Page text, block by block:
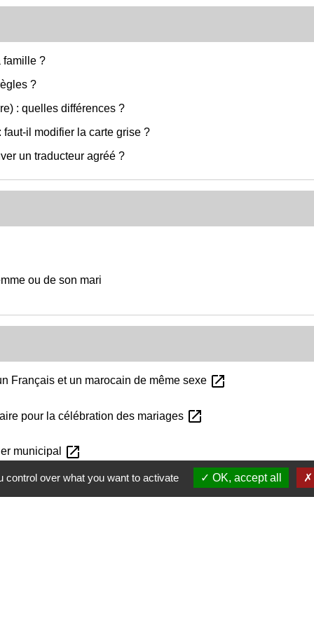
famille ?
?
: quelles différences ?
il modifier la carte grise ?
un traducteur agréé ?
ou de son mari
Français et un marocain de même sexe open_in_new
pour la célébration des mariages open_in_new
municipal open_in_new
over what you want to activate OK, accept all